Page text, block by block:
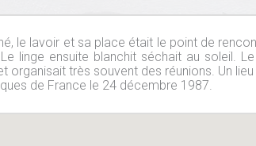
le lavoir et sa place était le point de
linge ensuite blanchit séchait au soleil.
organisait très souvent des réunions. Un
de France le 24 décembre 1987.